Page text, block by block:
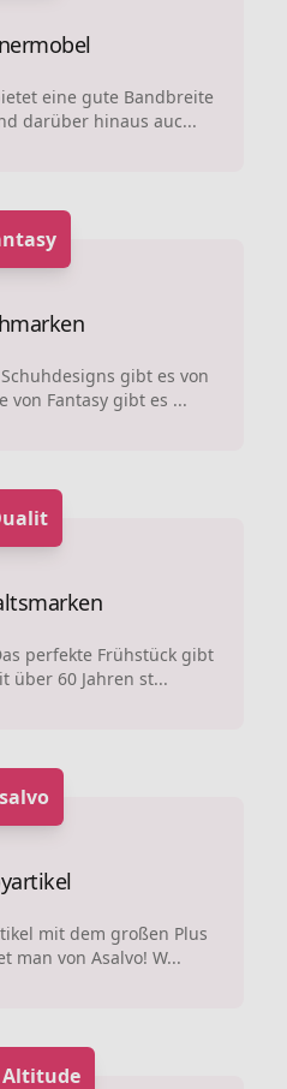
eine gute Bandbreite
darüber hinaus auc...
gibt es von
von Fantasy gibt es ...
perfekte Frühstück gibt
über 60 Jahren st...
mit dem großen Plus
man von Asalvo! W...
Altitude